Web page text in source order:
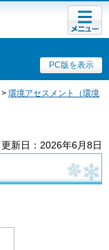
PC版を表示
メニュ
ー
> 環境アセスメント（環境
更新日：2026年6月8日